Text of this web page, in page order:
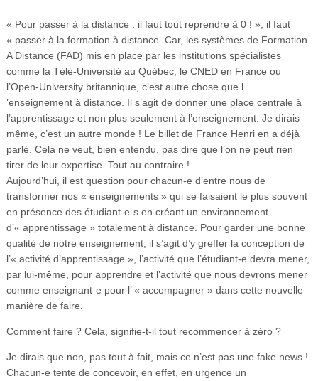
« Pour passer à la distance : il faut tout reprendre à 0 ! », il faut
« passer à la formation à distance. Car, les systèmes de Formation
A Distance (FAD) mis en place par les institutions spécialistes
comme la Télé-Université au Québec, le CNED en France ou
l’Open-University britannique, c’est autre chose que l
’enseignement à distance. Il s’agit de donner une place centrale à
l’apprentissage et non plus seulement à l’enseignement. Je dirais
même, c’est un autre monde ! Le billet de France Henri en a déjà
parlé. Cela ne veut, bien entendu, pas dire que l’on ne peut rien
tirer de leur expertise. Tout au contraire !
Aujourd’hui, il est question pour chacun-e d’entre nous de
transformer nos « enseignements » qui se faisaient le plus souvent
en présence des étudiant-e-s en créant un environnement
d’« apprentissage » totalement à distance. Pour garder une bonne
qualité de notre enseignement, il s’agit d’y greffer la conception de
l’« activité d’apprentissage », l’activité que l’étudiant-e devra mener,
par lui-même, pour apprendre et l’activité que nous devrons mener
comme enseignant-e pour l’ « accompagner » dans cette nouvelle
manière de faire.
Comment faire ? Cela, signifie-t-il tout recommencer à zéro ?
Je dirais que non, pas tout à fait, mais ce n’est pas une fake news !
Chacun-e tente de concevoir, en effet, en urgence un